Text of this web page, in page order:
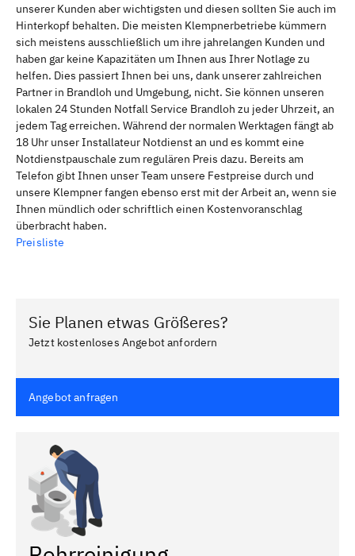
unserer Kunden aber wichtigsten und diesen sollten Sie auch im
Hinterkopf behalten. Die meisten Klempnerbetriebe kümmern
sich meistens ausschließlich um ihre jahrelangen Kunden und
haben gar keine Kapazitäten um Ihnen aus Ihrer Notlage zu
helfen. Dies passiert Ihnen bei uns, dank unserer zahlreichen
Partner in Brandloh und Umgebung, nicht. Sie können unseren
lokalen 24 Stunden Notfall Service Brandloh zu jeder Uhrzeit, an
jedem Tag erreichen. Während der normalen Werktagen fängt ab
18 Uhr unser Installateur Notdienst an und es kommt eine
Notdienstpauschale zum regulären Preis dazu. Bereits am
Telefon gibt Ihnen unser Team unsere Festpreise durch und
unsere Klempner fangen ebenso erst mit der Arbeit an, wenn sie
Ihnen mündlich oder schriftlich einen Kostenvoranschlag
überbracht haben.
Preisliste
Sie Planen etwas Größeres?
Jetzt kostenloses Angebot anfordern
Angebot anfragen